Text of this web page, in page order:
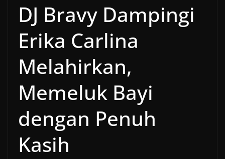
DJ Bravy Dampingi
Erika Carlina
Melahirkan,
Memeluk Bayi
dengan Penuh
Kasih